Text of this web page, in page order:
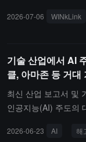
2026-07-06 WINkLink
기술 산업에서 AI
클, 아마존 등 거대
최신 산업 보고서 및
인공지능(AI) 주도의
라 구축에 재배분하
2026-06-23 AI 해